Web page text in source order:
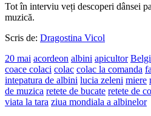
Tot în interviu veți descoperi dânsei
muzică.
Scris de: Dragostina Vicol
20 mai acordeon albini apicultor
coace colaci colac colac la comanda
intepatura de albini lucia zeleni miere
de muzica retete de bucate retete de
viata la tara ziua mondiala a albinelor